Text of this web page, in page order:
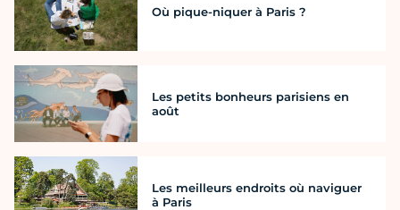
Où pique-niquer à Paris ?
Les petits bonheurs parisiens en
août
Les meilleurs endroits où naviguer
à Paris